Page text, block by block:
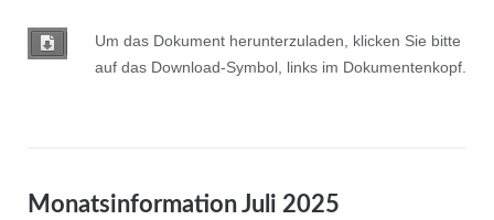
Um das Dokument herunterzuladen, klicken Sie bitte
auf das Download-Symbol, links im Dokumentenkopf.
Monatsinformation Juli 2025